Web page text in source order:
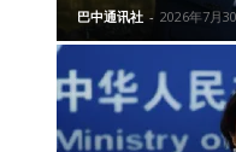
巴中通讯社 - 2026年7月